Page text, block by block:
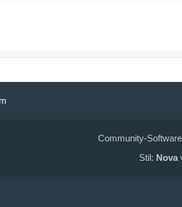
Community-
Stil: Nova